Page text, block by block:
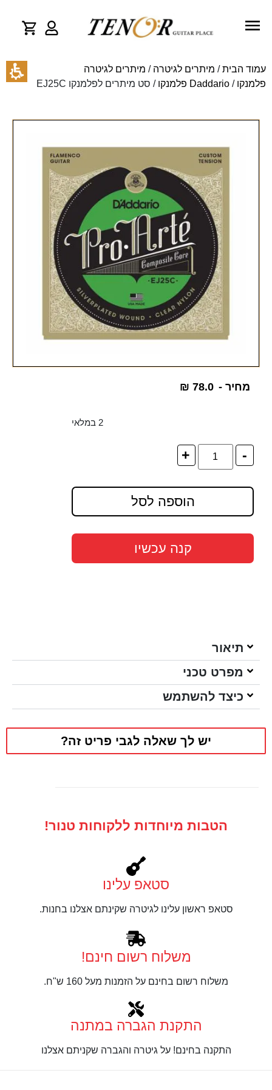
עמוד הבית/ מיתרים לגיטרה / מיתרים לגיטרה
פלמנקו / Daddario פלמנקו / סט מיתרים לפלמנקו EJ25C
מחיר - ₪ 78.0
2 במלאי
-
+
הוספה לסל
קנה עכשיו
תיאור
מפרט טכני
כיצד להשתמש
יש לך שאלה לגבי פריט זה?
הטבות מיוחדות ללקוחות טנור!
סטאפ עלינו
סטאפ ראשון עלינו לגיטרה שקינתם אצלנו בחנות.
משלוח רשום חינם!
משלוח רשום בחינם על הזמנות מעל 160 ש"ח.
התקנת הגברה במתנה
התקנה בחינם! על גיטרה והגברה שקניתם אצלנו